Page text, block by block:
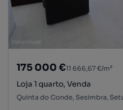
175 000 €11 666,67 €/m²
Loja 1 quarto, Venda
Quinta do Conde, Sesimbra,